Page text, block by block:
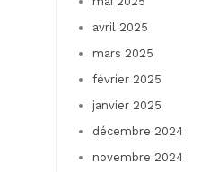
avril 2025
mars 2025
février 2025
janvier 2025
décembre 2024
novembre 2024